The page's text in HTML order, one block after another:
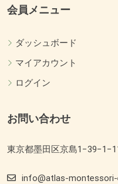
会員メニュー
ダッシュボード
マイアカウント
ログイン
お問い合わせ
東京都墨田区京島
info@atlas-montessori-